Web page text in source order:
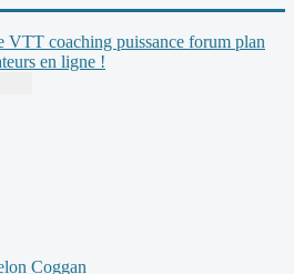
VTT coaching puissance forum plan
en ligne !
Coggan